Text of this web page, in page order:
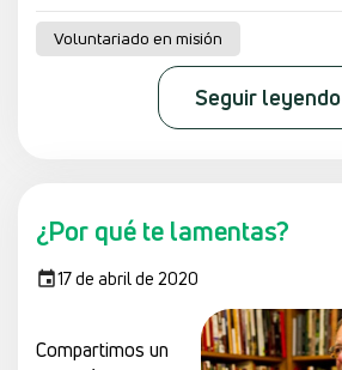
Voluntariado en misión
Seguir leyendo
¿Por qué te lamentas?
17 de abril de 2020
Compartimos un